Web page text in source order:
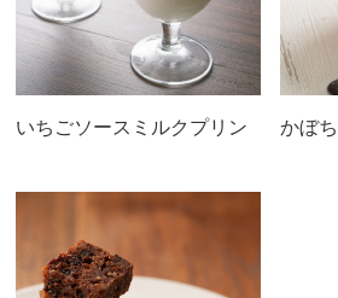
いちごソースミルクプリン かぼ